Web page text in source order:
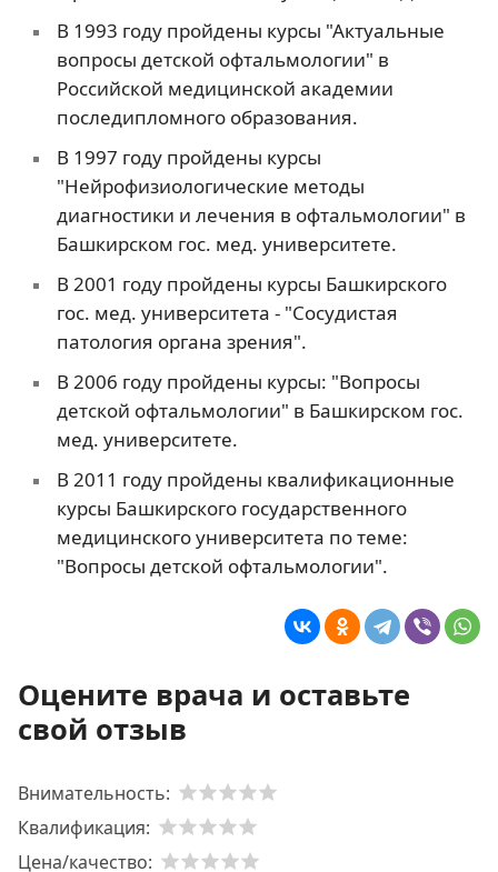
В 1993 году пройдены курсы "Актуальные
вопросы детской офтальмологии" в
Российской медицинской академии
последипломного образования.
В 1997 году пройдены курсы
"Нейрофизиологические методы
диагностики и лечения в офтальмологии" в
Башкирском гос. мед. университете.
В 2001 году пройдены курсы Башкирского
гос. мед. университета - "Сосудистая
патология органа зрения".
В 2006 году пройдены курсы: "Вопросы
детской офтальмологии" в Башкирском гос.
мед. университете.
В 2011 году пройдены квалификационные
курсы Башкирского государственного
медицинского университета по теме:
"Вопросы детской офтальмологии".
Оцените врача и оставьте
свой отзыв
Внимательность:
Квалификация:
Цена/качество: